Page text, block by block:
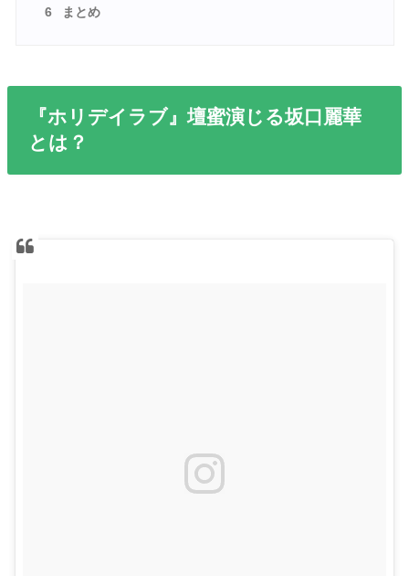
6 まとめ
『ホリデイラブ』壇蜜演じる坂口麗華
とは？